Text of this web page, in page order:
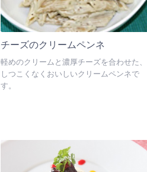
チーズのクリームペンネ
軽めのクリームと濃厚チーズを合わせた、
しつこくなくおいしいクリームペンネで
す。